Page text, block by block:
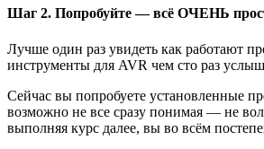
Шаг 2. Попробуйте — всё ОЧЕНЬ
Лучше один раз увидеть как работают
инструменты для AVR чем сто раз
Сейчас вы попробуете установленные
возможно не все сразу понимая — не
выполняя курс далее, вы во всём